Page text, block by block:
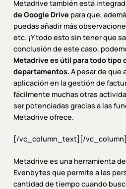
Metadrive también está
de Google Drive para que,
puedas añadir más
etc. ¡Y todo esto sin tener que
conclusión de este caso,
Metadrive es útil para todo tipo
departamentos. A pesar de que
aplicación en la gestión de
fácilmente muchas otras
ser potenciadas gracias a las
Metadrive ofrece.
[/vc_column_text][/
Metadrive es una herramienta
Evenbytes que permite a las
cantidad de tiempo cuando